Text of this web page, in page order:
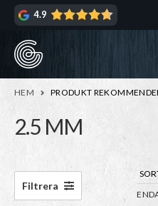
Hoppa
navigering
Hoppa
innehåll
4.9
HEM PRODUKT
2.5 MM
Filtrera